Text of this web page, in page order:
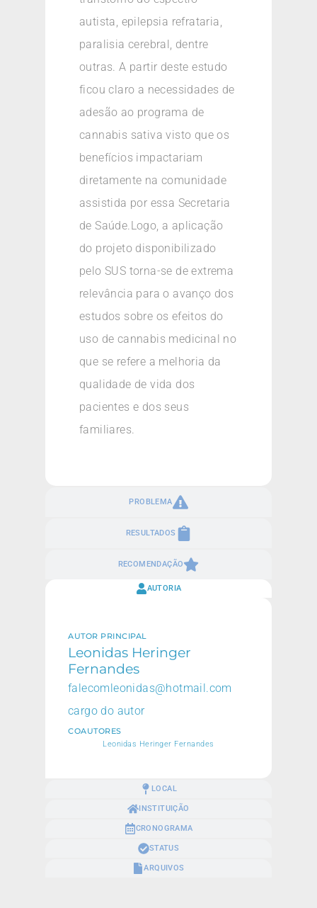
PROBLEMA
RESULTADOS
RECOMENDAÇÃO
autista, epilepsia refrataria,
paralisia cerebral, dentre
outras. A partir deste estudo
ficou claro a necessidades de
adesão ao programa de
cannabis sativa visto que os
benefícios impactariam
diretamente na comunidade
assistida por essa Secretaria
de Saúde.Logo, a aplicação
do projeto disponibilizado
pelo SUS torna-se de extrema
relevância para o avanço dos
estudos sobre os efeitos do
uso de cannabis medicinal no
que se refere a melhoria da
qualidade de vida dos
pacientes e dos seus
familiares.
AUTORIA
LOCAL
INSTITUIÇÃO
CRONOGRAMA
STATUS
ARQUIVOS
AUTOR PRINCIPAL
Leonidas Heringer
Fernandes
falecomleonidas@hotmail.com
cargo do autor
COAUTORES
Leonidas Heringer Fernandes